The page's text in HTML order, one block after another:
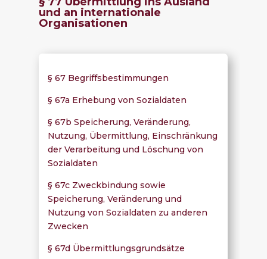
und an internationale
Organisationen
§ 67 Begriffsbestimmungen
§ 67a Erhebung von Sozialdaten
§ 67b Speicherung, Veränderung,
Nutzung, Übermittlung, Einschränkung
der Verarbeitung und Löschung von
Sozialdaten
§ 67c Zweckbindung sowie
Speicherung, Veränderung und
Nutzung von Sozialdaten zu anderen
Zwecken
§ 67d Übermittlungsgrundsätze